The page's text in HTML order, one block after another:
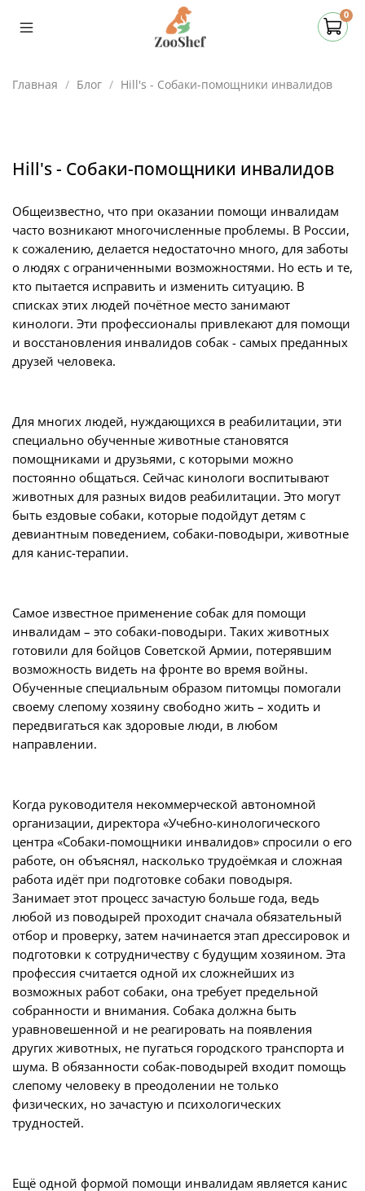
0
Главная Блог Hill's - Собаки-помощники инвалидов
Hill's - Собаки-помощники инвалидов
Общеизвестно, что при оказании помощи инвалидам
часто возникают многочисленные проблемы. В России,
к сожалению, делается недостаточно много, для заботы
о людях с ограниченными возможностями. Но есть и те,
кто пытается исправить и изменить ситуацию. В
списках этих людей почётное место занимают
кинологи. Эти профессионалы привлекают для помощи
и восстановления инвалидов собак - самых преданных
друзей человека.
Для многих людей, нуждающихся в реабилитации, эти
специально обученные животные становятся
помощниками и друзьями, с которыми можно
постоянно общаться. Сейчас кинологи воспитывают
животных для разных видов реабилитации. Это могут
быть ездовые собаки, которые подойдут детям с
девиантным поведением, собаки-поводыри, животные
для канис-терапии.
Самое известное применение собак для помощи
инвалидам – это собаки-поводыри. Таких животных
готовили для бойцов Советской Армии, потерявшим
возможность видеть на фронте во время войны.
Обученные специальным образом питомцы помогали
своему слепому хозяину свободно жить – ходить и
передвигаться как здоровые люди, в любом
направлении.
Когда руководителя некоммерческой автономной
организации, директора «Учебно-кинологического
центра «Собаки-помощники инвалидов» спросили о его
работе, он объяснял, насколько трудоёмкая и сложная
работа идёт при подготовке собаки поводыря.
Занимает этот процесс зачастую больше года, ведь
любой из поводырей проходит сначала обязательный
отбор и проверку, затем начинается этап дрессировок и
подготовки к сотрудничеству с будущим хозяином. Эта
профессия считается одной их сложнейших из
возможных работ собаки, она требует предельной
собранности и внимания. Собака должна быть
уравновешенной и не реагировать на появления
других животных, не пугаться городского транспорта и
шума. В обязанности собак-поводырей входит помощь
слепому человеку в преодолении не только
физических, но зачастую и психологических
трудностей.
Ещё одной формой помощи инвалидам является канис